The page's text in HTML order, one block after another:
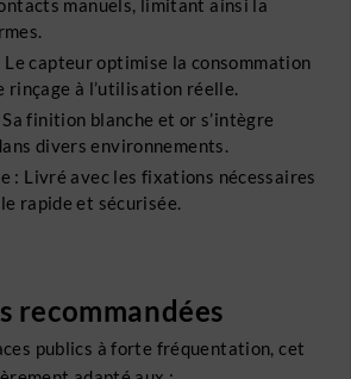
manuels, limitant ainsi la
Le capteur optimise la consommation
rinçage à l’utilisation réelle.
finition blanche et or s’intègre
divers environnements.
: Livré avec les fixations nécessaires
rapide et sécurisée.
recommandées
publics à forte fréquentation, cet